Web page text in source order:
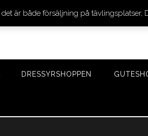
DRESSYRSHOPPEN
är både försäljning på